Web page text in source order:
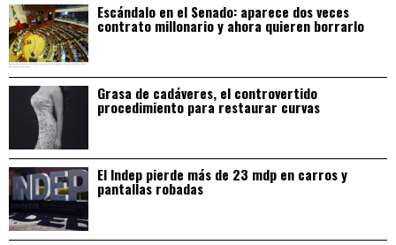
Escándalo en el Senado: aparece dos veces
contrato millonario y ahora quieren borrarlo
Grasa de cadáveres, el controvertido
procedimiento para restaurar curvas
El Indep pierde más de 23 mdp en carros y
pantallas robadas